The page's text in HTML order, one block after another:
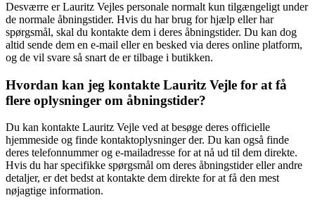
Desværre er Lauritz Vejles personale normalt kun tilgængeligt under
de normale åbningstider. Hvis du har brug for hjælp eller har
spørgsmål, skal du kontakte dem i deres åbningstider. Du kan dog
altid sende dem en e-mail eller en besked via deres online platform,
og de vil svare så snart de er tilbage i butikken.
Hvordan kan jeg kontakte Lauritz Vejle for at få
flere oplysninger om åbningstider?
Du kan kontakte Lauritz Vejle ved at besøge deres officielle
hjemmeside og finde kontaktoplysninger der. Du kan også finde
deres telefonnummer og e-mailadresse for at nå ud til dem direkte.
Hvis du har specifikke spørgsmål om deres åbningstider eller andre
detaljer, er det bedst at kontakte dem direkte for at få den mest
nøjagtige information.